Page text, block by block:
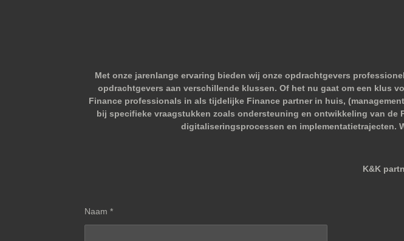
Met onze jarenlange ervaring bieden wij onze opdrachtgevers
opdrachtgevers aan verschillende klussen. Of het nu gaat om een klus
Finance professionals in als tijdelijke Finance partner in huis,
bij specifieke vraagstukken zoals ondersteuning en ontwikkeling van
digitaliseringsprocessen en implementatietrajecten.
K&K
Naam *